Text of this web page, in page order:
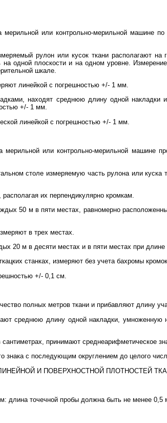
или контрольно-мерильной машине
рулон или кусок ткани располагают на
одной плоскости и на одном уровне.
шкале.
линейкой с погрешностью +/- 1 мм.
находят среднюю длину одной накладки
+/- 1 мм.
линейкой с погрешностью +/- 1 мм.
или контрольно-мерильной машине
столе измеряемую часть рулона или куска
их перпендикулярно кромкам.
50 м в пяти местах, равномерно
в трех местах.
20 м в десяти местах и в пяти местах при длине
станках, измеряют без учета бахромы
+/- 0,1 см.
полных метров ткани и прибавляют длину
среднюю длину одной накладки, умноженную
принимают среднеарифметическое
знака с последующим округлением до целого
И ПОВЕРХНОСТНОЙ ПЛОТНОСТЕЙ
длина точечной пробы должна быть не менее 0,5